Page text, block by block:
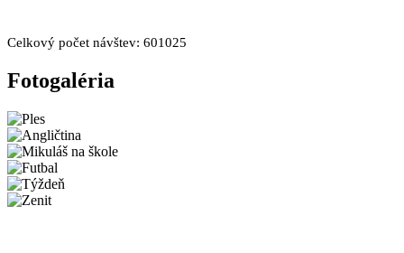
Celkový počet návštev: 601025
Fotogaléria